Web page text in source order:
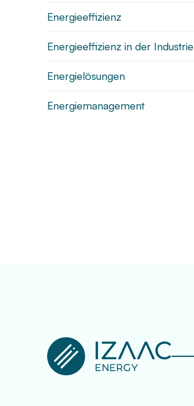
Energieeffizienz
Energieeffizienz in der Industrie
Energielösungen
Energiemanagement